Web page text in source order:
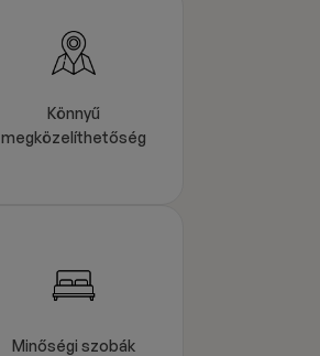
Könnyű
megközelíthetőség
Minőségi szobák